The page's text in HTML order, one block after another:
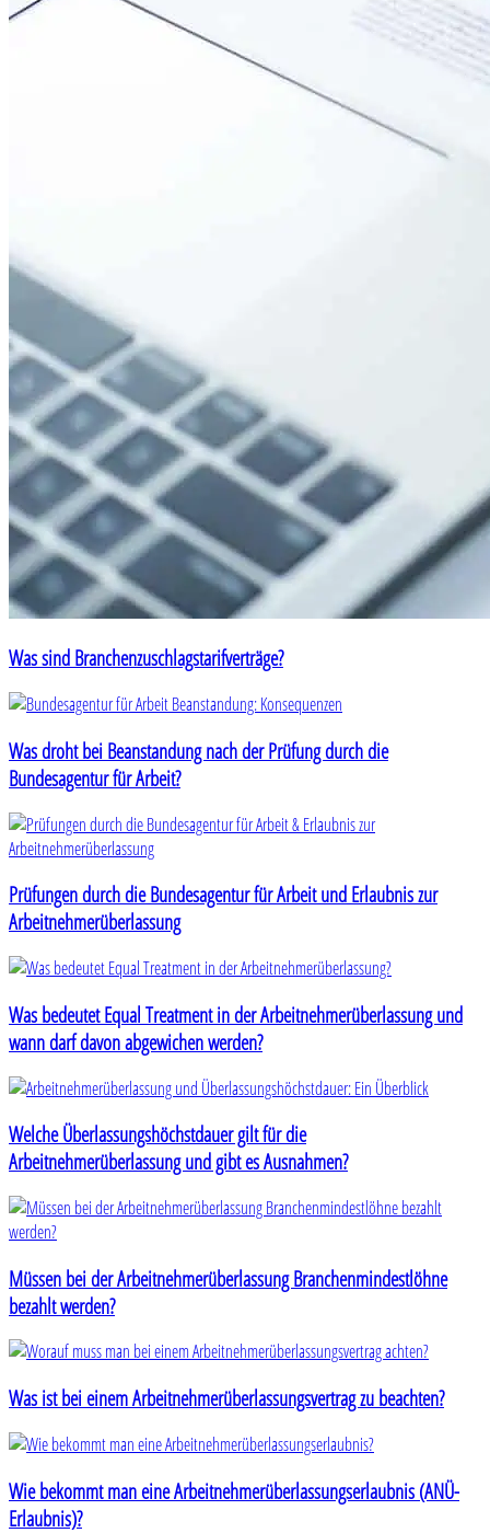
Was sind Branchenzuschlagstarifverträge?
Was droht bei Beanstandung nach der Prüfung durch die
Bundesagentur für Arbeit?
Prüfungen durch die Bundesagentur für Arbeit und Erlaubnis zur
Arbeitnehmerüberlassung
Was bedeutet Equal Treatment in der Arbeitnehmerüberlassung und
wann darf davon abgewichen werden?
Welche Überlassungshöchstdauer gilt für die
Arbeitnehmerüberlassung und gibt es Ausnahmen?
Müssen bei der Arbeitnehmerüberlassung Branchenmindestlöhne
bezahlt werden?
Was ist bei einem Arbeitnehmerüberlassungsvertrag zu beachten?
Wie bekommt man eine Arbeitnehmerüberlassungserlaubnis (ANÜ-
Erlaubnis)?